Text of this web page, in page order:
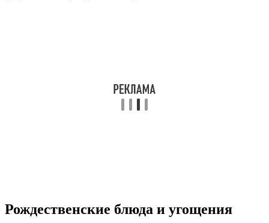
Рождественские блюда и угощения